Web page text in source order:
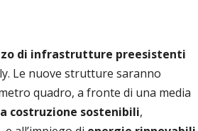
di infrastrutture preesistenti
Le nuove strutture saranno
quadro, a fronte di una media
costruzione sostenibili,